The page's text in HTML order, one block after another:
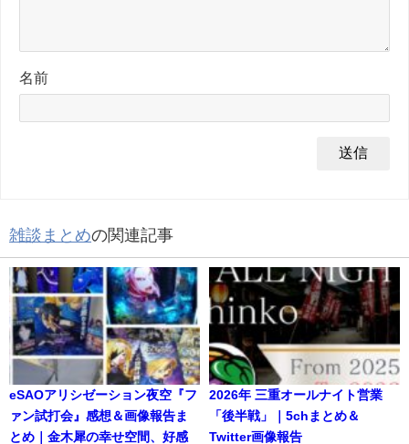
名前
雑談まとめの関連記事
eSAOアリシゼーション夜空『フ
ァン試打会』感想＆画像報告ま
とめ｜金木犀の幸せ空間、好感
2026年 三重オールナイト営業
「後半戦」｜5chまとめ＆
Twitter画像報告